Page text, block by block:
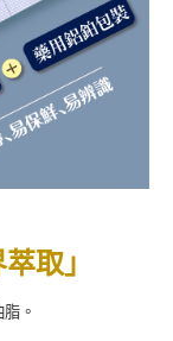
取」
。